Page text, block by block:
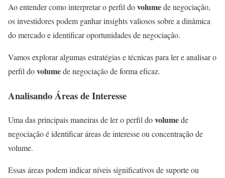
Ao entender como interpretar o perfil dovolumede negociação,
os investidores podem ganhar insights valiosos sobre a dinâmica
do mercado e identificar oportunidades de negociação.
Vamos explorar algumas estratégias e técnicas para ler e analisar o
perfil dovolumede negociação de forma eficaz.
Analisando Áreas de Interesse
Uma das principais maneiras de ler o perfil dovolumede
negociação é identificar áreas de interesse ou concentração de
volume.
Essas áreas podem indicar níveis significativos de suporte ou